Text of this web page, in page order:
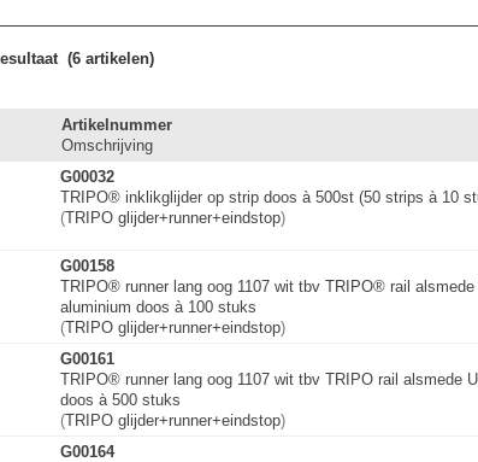
(6 artikelen)
Artikelnummer
Omschrijving
G00032
TRIPO® inklikglijder op strip doos à 500st (50 strips à 10
(TRIPO glijder+runner+eindstop)
G00158
TRIPO® runner lang oog 1107 wit tbv TRIPO® rail alsmede
aluminium doos à 100 stuks
(TRIPO glijder+runner+eindstop)
G00161
TRIPO® runner lang oog 1107 wit tbv TRIPO rail alsmede
doos à 500 stuks
(TRIPO glijder+runner+eindstop)
G00164